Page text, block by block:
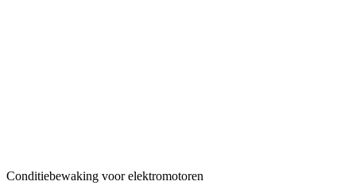
Conditiebewaking voor elektromotoren